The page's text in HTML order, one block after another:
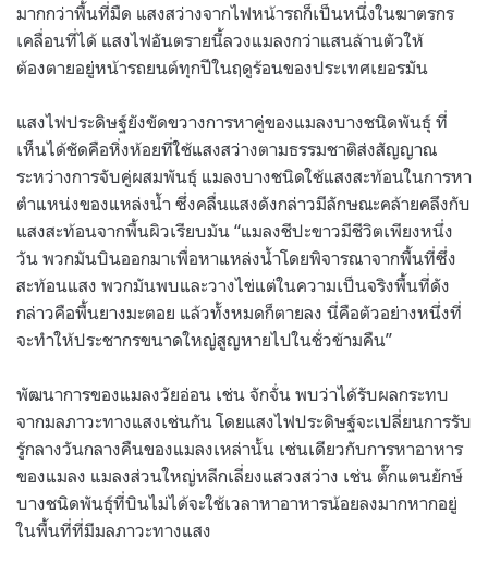
มากกว่าพื้นที่มืด แสงสว่างจากไฟหน้ารถก็เป็นหนึ่งในฆาตรกร
เคลื่อนที่ได้ แสงไฟอันตรายนี้ลวงแมลงกว่าแสนล้านตัวให้
ต้องตายอยู่หน้ารถยนต์ทุกปีในฤดูร้อนของประเทศเยอรมัน
แสงไฟประดิษฐ์ยังขัดขวางการหาคู่ของแมลงบางชนิดพันธุ์ ที่
เห็นได้ชัดคือหิ่งห้อยที่ใช้แสงสว่างตามธรรมชาติส่งสัญญาณ
ระหว่างการจับคู่ผสมพันธุ์ แมลงบางชนิดใช้แสงสะท้อนในการหา
ตำแหน่งของแหล่งน้ำ ซึ่งคลื่นแสงดังกล่าวมีลักษณะคล้ายคลึงกับ
แสงสะท้อนจากพื้นผิวเรียบมัน “แมลงชีปะขาวมีชีวิตเพียงหนึ่ง
วัน พวกมันบินออกมาเพื่อหาแหล่งน้ำโดยพิจารณาจากพื้นที่ซึ่ง
สะท้อนแสง พวกมันพบและวางไข่แต่ในความเป็นจริงพื้นที่ดัง
กล่าวคือพื้นยางมะตอย แล้วทั้งหมดก็ตายลง นี่คือตัวอย่างหนึ่งที่
จะทำให้ประชากรขนาดใหญ่สูญหายไปในชั่วข้ามคืน”
พัฒนาการของแมลงวัยอ่อน เช่น จักจั่น พบว่าได้รับผลกระทบ
จากมลภาวะทางแสงเช่นกัน โดยแสงไฟประดิษฐ์จะเปลี่ยนการรับ
รู้กลางวันกลางคืนของแมลงเหล่านั้น เช่นเดียวกับการหาอาหาร
ของแมลง แมลงส่วนใหญ่หลีกเลี่ยงแสวงสว่าง เช่น ตั๊กแตนยักษ์
บางชนิดพันธุ์ที่บินไม่ได้จะใช้เวลาหาอาหารน้อยลงมากหากอยู่
ในพื้นที่ที่มีมลภาวะทางแสง